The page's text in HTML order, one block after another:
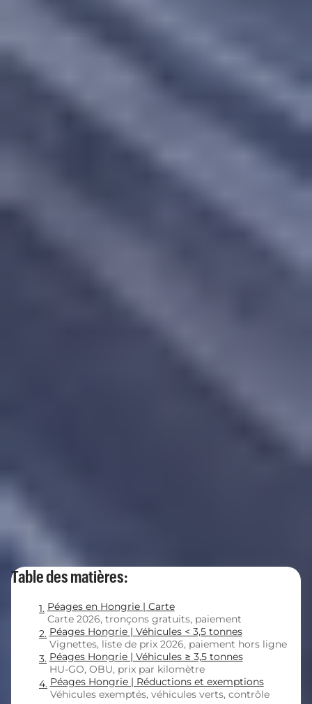
Table des matières:
Péages en Hongrie | Carte
Carte 2026, tronçons gratuits, paiement
Péages Hongrie | Véhicules < 3,5 tonnes
Vignettes, liste de prix 2026, paiement hors ligne
Péages Hongrie | Véhicules ≥ 3,5 tonnes
HU-GO, OBU, prix par kilomètre
Péages Hongrie | Réductions et exemptions
Véhicules exemptés, véhicules verts, contrôle